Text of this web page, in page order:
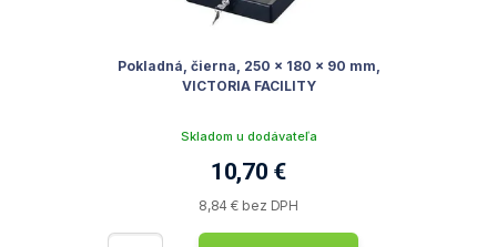
Pokladná, čierna, 250 x 180 x 90 mm,
VICTORIA FACILITY
Skladom u dodávateľa
10,70 €
8,84 € bez DPH